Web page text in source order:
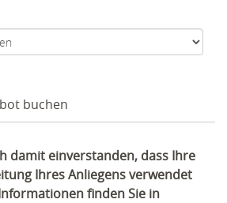
buchen
damit einverstanden, dass Ihre
Ihres Anliegens verwendet
finden Sie in